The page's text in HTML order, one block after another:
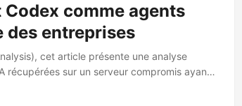
comme agents
des entreprises
cet article présente une analyse
récupérées sur un serveur compromis ayant
de travail de l’attaquant, copié avant